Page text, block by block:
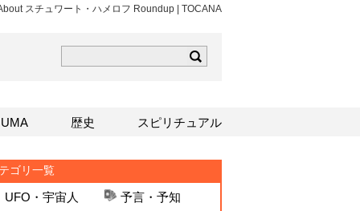
スチュワート・ハメロフ Roundup | TOCANA
ゴリ一覧
UFO・宇宙人
予言・予知
UMA 歴史 スピリチュアル